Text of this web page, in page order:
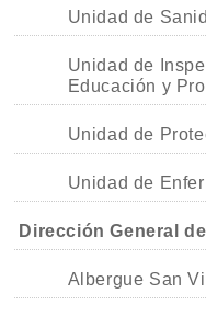
Unidad de
Unidad de
Educación y
Unidad de
Unidad de
Dirección General
Albergue San